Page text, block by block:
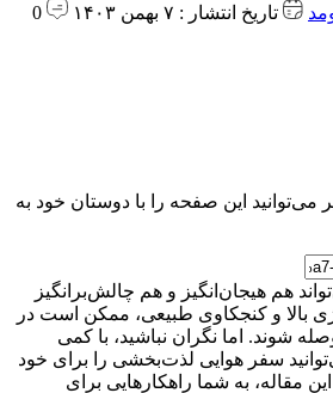
تاریخ انتشار : ۷ بهمن ۱۴۰۳
0
می‌توانید این صفحه را با دوستان خود به
هم هیجان‌انگیز و هم چالش‌برانگیز
بالا و کنجکاوی طبیعی، ممکن است در
شوند. اما نگران نباشید، با کمی
سفر هوایی لذت‌بخشی را برای خود
مقاله، به شما راهکارهایی برای